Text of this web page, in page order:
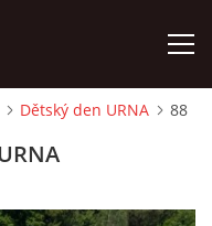
Dětský den URNA 88